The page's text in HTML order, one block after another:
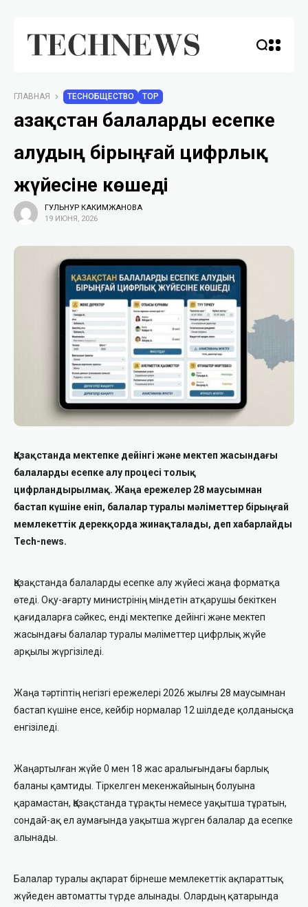
ГЛАВНАЯ TECHОБЩЕСТВО TOP
Қазақстан балаларды есепке
алудың бірыңғай цифрлық
жүйесіне көшеді
ГУЛЬНУР КАКИМЖАНОВА
19 ИЮНЯ, 2026
Қазақстанда мектепке дейінгі және мектеп жасындағы
балаларды есепке алу процесі толық
цифрландырылмақ. Жаңа ережелер 28 маусымнан
бастап күшіне еніп, балалар туралы мәліметтер бірыңғай
мемлекеттік дерекқорда жинақталады, деп хабарлайды
Tech-news.
Қазақстанда балаларды есепке алу жүйесі жаңа форматқа
өтеді. Оқу-ағарту министрінің міндетін атқарушы бекіткен
қағидаларға сәйкес, енді мектепке дейінгі және мектеп
жасындағы балалар туралы мәліметтер цифрлық жүйе
арқылы жүргізіледі.
Жаңа тәртіптің негізгі ережелері 2026 жылғы 28 маусымнан
бастап күшіне енсе, кейбір нормалар 12 шілдеде қолданысқа
енгізіледі.
Жаңартылған жүйе 0 мен 18 жас аралығындағы барлық
баланы қамтиды. Тіркелген мекенжайының болуына
қарамастан, Қазақстанда тұрақты немесе уақытша тұратын,
сондай-ақ ел аумағында уақытша жүрген балалар да есепке
алынады.
Балалар туралы ақпарат бірнеше мемлекеттік ақпараттық
жүйеден автоматты түрде алынады. Олардың қатарында